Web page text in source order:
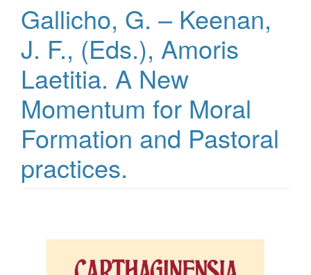
Gallicho, G. – Keenan,
J. F., (Eds.), Amoris
Laetitia. A New
Momentum for Moral
Formation and Pastoral
practices.